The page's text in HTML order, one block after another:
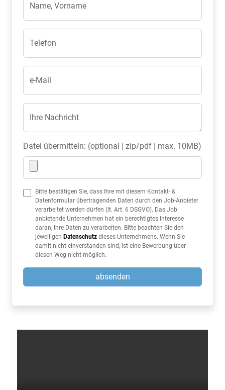
Name, Vorname
Telefon
e-Mail
Ihre Nachricht
Datei übermitteln: (optional | zip/pdf | max. 10MB)
Bitte bestätigen Sie, dass Ihre mit diesem Kontakt- &
Datenformular übertragenden Daten durch den Job-Anbieter
verarbeitet werden dürfen (lt. Art. 6 DSGVO). Das Job
anbietende Unternehmen hat ein berechtigtes Interesse
daran, Ihre Daten zu verarbeiten. Bitte beachten Sie den
jeweiligen Datenschutz dieses Unternehmens. Wenn Sie
damit nicht einverstanden sind, ist eine Bewerbung über
diesen Weg nicht möglich.
absenden